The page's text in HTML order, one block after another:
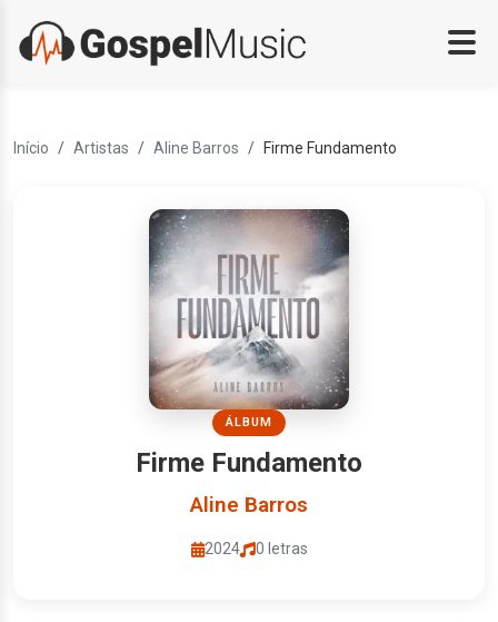
Início Artistas Aline Barros Firme Fundamento
ÁLBUM
Firme Fundamento
Aline Barros
2024 0 letras